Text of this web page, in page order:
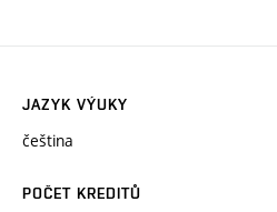
JAZYK VÝUKY
čeština
POČET KREDITŮ